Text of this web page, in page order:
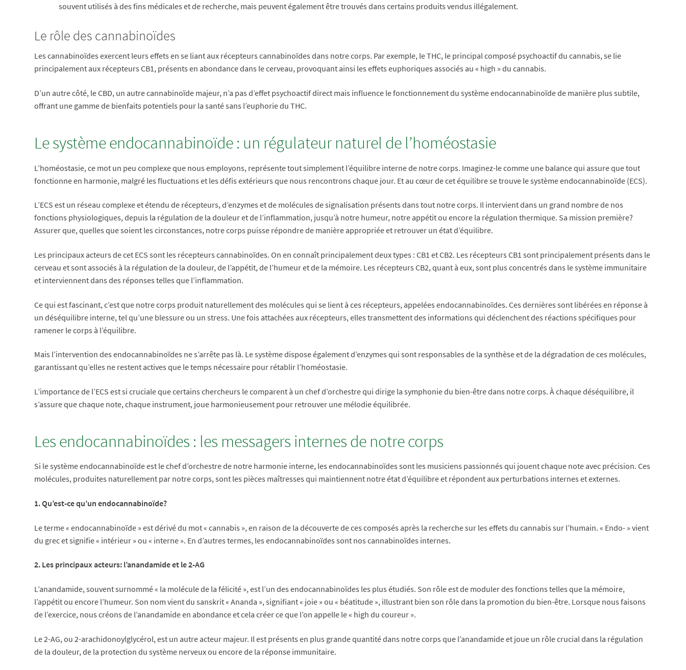
souvent utilisés à des fins médicales et de recherche, mais peuvent également être trouvés dans certains produits vendus illégalement.
Le rôle des cannabinoïdes
Les cannabinoïdes exercent leurs effets en se liant aux récepteurs cannabinoïdes dans notre corps. Par exemple, le THC, le principal composé psychoactif du cannabis, se lie
principalement aux récepteurs CB1, présents en abondance dans le cerveau, provoquant ainsi les effets euphoriques associés au « high » du cannabis.
D’un autre côté, le CBD, un autre cannabinoïde majeur, n’a pas d’effet psychoactif direct mais influence le fonctionnement du système endocannabinoïde de manière plus subtile,
offrant une gamme de bienfaits potentiels pour la santé sans l’euphorie du THC.
Le système endocannabinoïde : un régulateur naturel de l’homéostasie
L’homéostasie, ce mot un peu complexe que nous employons, représente tout simplement l’équilibre interne de notre corps. Imaginez-le comme une balance qui assure que tout
fonctionne en harmonie, malgré les fluctuations et les défis extérieurs que nous rencontrons chaque jour. Et au cœur de cet équilibre se trouve le système endocannabinoïde (ECS).
L’ECS est un réseau complexe et étendu de récepteurs, d’enzymes et de molécules de signalisation présents dans tout notre corps. Il intervient dans un grand nombre de nos
fonctions physiologiques, depuis la régulation de la douleur et de l’inflammation, jusqu’à notre humeur, notre appétit ou encore la régulation thermique. Sa mission première?
Assurer que, quelles que soient les circonstances, notre corps puisse répondre de manière appropriée et retrouver un état d’équilibre.
Les principaux acteurs de cet ECS sont les récepteurs cannabinoïdes. On en connaît principalement deux types : CB1 et CB2. Les récepteurs CB1 sont principalement présents dans le
cerveau et sont associés à la régulation de la douleur, de l’appétit, de l’humeur et de la mémoire. Les récepteurs CB2, quant à eux, sont plus concentrés dans le système immunitaire
et interviennent dans des réponses telles que l’inflammation.
Ce qui est fascinant, c’est que notre corps produit naturellement des molécules qui se lient à ces récepteurs, appelées endocannabinoïdes. Ces dernières sont libérées en réponse à
un déséquilibre interne, tel qu’une blessure ou un stress. Une fois attachées aux récepteurs, elles transmettent des informations qui déclenchent des réactions spécifiques pour
ramener le corps à l’équilibre.
Mais l’intervention des endocannabinoïdes ne s’arrête pas là. Le système dispose également d’enzymes qui sont responsables de la synthèse et de la dégradation de ces molécules,
garantissant qu’elles ne restent actives que le temps nécessaire pour rétablir l’homéostasie.
L’importance de l’ECS est si cruciale que certains chercheurs le comparent à un chef d’orchestre qui dirige la symphonie du bien-être dans notre corps. À chaque déséquilibre, il
s’assure que chaque note, chaque instrument, joue harmonieusement pour retrouver une mélodie équilibrée.
Les endocannabinoïdes : les messagers internes de notre corps
Si le système endocannabinoïde est le chef d’orchestre de notre harmonie interne, les endocannabinoïdes sont les musiciens passionnés qui jouent chaque note avec précision. Ces
molécules, produites naturellement par notre corps, sont les pièces maîtresses qui maintiennent notre état d’équilibre et répondent aux perturbations internes et externes.
1. Qu’est-ce qu’un endocannabinoïde?
Le terme « endocannabinoïde » est dérivé du mot « cannabis », en raison de la découverte de ces composés après la recherche sur les effets du cannabis sur l’humain. « Endo- » vient
du grec et signifie « intérieur » ou « interne ». En d’autres termes, les endocannabinoïdes sont nos cannabinoïdes internes.
2. Les principaux acteurs: l’anandamide et le 2-AG
L’anandamide, souvent surnommé « la molécule de la félicité », est l’un des endocannabinoïdes les plus étudiés. Son rôle est de moduler des fonctions telles que la mémoire,
l’appétit ou encore l’humeur. Son nom vient du sanskrit « Ananda », signifiant « joie » ou « béatitude », illustrant bien son rôle dans la promotion du bien-être. Lorsque nous faisons
de l’exercice, nous créons de l’anandamide en abondance et cela créer ce que l’on appelle le « high du coureur ».
Le 2-AG, ou 2-arachidonoylglycérol, est un autre acteur majeur. Il est présents en plus grande quantité dans notre corps que l’anandamide et joue un rôle crucial dans la régulation
de la douleur, de la protection du système nerveux ou encore de la réponse immunitaire.